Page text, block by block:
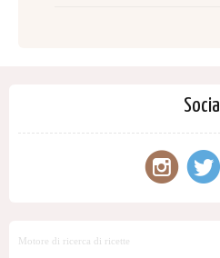
Social
Motore di ricerca di ricette